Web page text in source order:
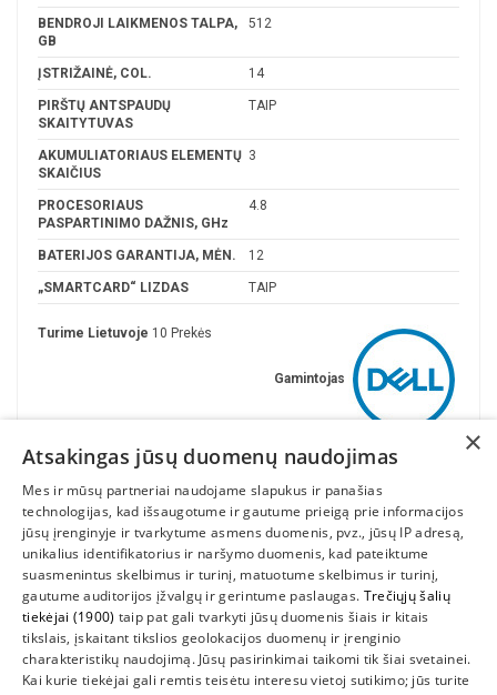
BENDROJI LAIKMENOS TALPA,
GB
512
ĮSTRIŽAINĖ, COL. 14
PIRŠTŲ ANTSPAUDŲ
SKAITYTUVAS
TAIP
AKUMULIATORIAUS ELEMENTŲ
SKAIČIUS
3
PROCESORIAUS
PASPARTINIMO DAŽNIS, GHz
4.8
BATERIJOS GARANTIJA, MĖN. 12
„SMARTCARD“ LIZDAS TAIP
Gamintojas
Turime Lietuvoje 10 Prekės
INFORMACIJA
SUSIEKITE
×
Atsakingas jūsų duomenų naudojimas
Mes ir mūsų partneriai naudojame slapukus ir panašias
technologijas, kad išsaugotume ir gautume prieigą prie informacijos
jūsų įrenginyje ir tvarkytume asmens duomenis, pvz., jūsų IP adresą,
unikalius identifikatorius ir naršymo duomenis, kad pateiktume
suasmenintus skelbimus ir turinį, matuotume skelbimus ir turinį,
gautume auditorijos įžvalgų ir gerintume paslaugas. Trečiųjų šalių
tiekėjai (1900) taip pat gali tvarkyti jūsų duomenis šiais ir kitais
tikslais, įskaitant tikslios geolokacijos duomenų ir įrenginio
charakteristikų naudojimą. Jūsų pasirinkimai taikomi tik šiai svetainei.
Kai kurie tiekėjai gali remtis teisėtu interesu vietoj sutikimo; jūs turite